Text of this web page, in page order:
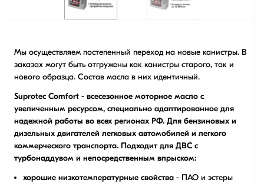
Мы осуществляем постепенный переход на новые канистры. В
заказах могут быть отгружены как канистры старого, так и
нового образца. Состав масла в них идентичный.
Suprotec Comfort - всесезонное моторное масло с
увеличенным ресурсом, специально адаптированное для
надежной работы во всех регионах РФ. Для бензиновых и
дизельных двигателей легковых автомобилей и легкого
коммерческого транспорта. Подходит для ДВС с
турбонаддувом и непосредственным впрыском:
хорошие низкотемпературные свойства - ПАО и эстеры